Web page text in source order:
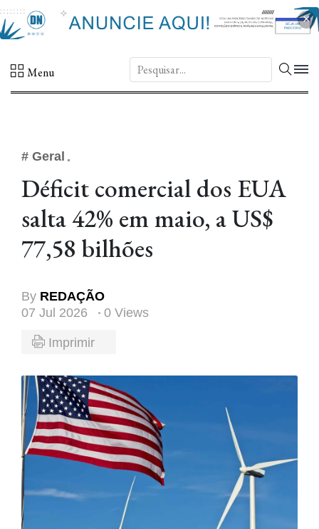
×
Menu DN.
# Geral
Déficit comercial dos EUA
salta 42% em maio, a US$
77,58 bilhões
By REDAÇÃO
07 Jul 2026
0 Views
Imprimir